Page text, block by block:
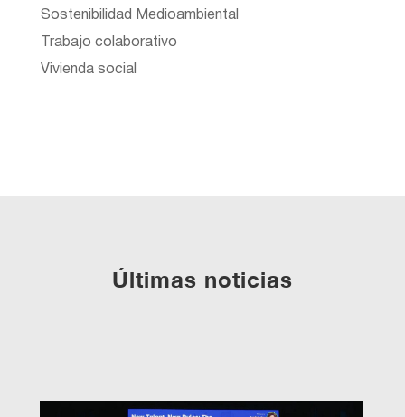
Sostenibilidad Medioambiental
Trabajo colaborativo
Vivienda social
Últimas noticias